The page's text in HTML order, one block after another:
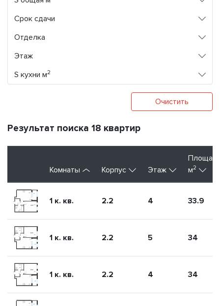
Срок сдачи
Отделка
Этаж
S кухни м2
Очистить
Результат поиска 18 квартир
Комнаты Корпус Этаж
м2
1 к. кв. 2.2 4 33.9
1 к. кв. 2.2 5 34
1 к. кв. 2.2 4 34